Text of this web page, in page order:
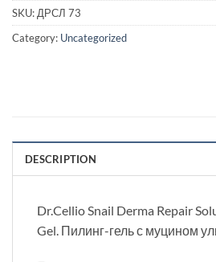
SKU: ДРСЛ 73
Category: Uncategorized
DESCRIPTION
Dr.Cellio Snail Derma Repair
Gel. Пилинг-гель с муцином